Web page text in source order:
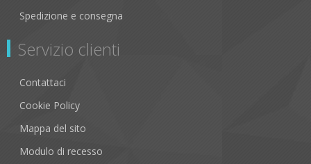
Spedizione e consegna
Servizio clienti
Contattaci
Cookie Policy
Mappa del sito
Modulo di recesso